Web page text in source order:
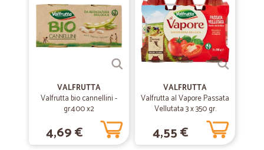
18/09/2019
—Fabio B.
rapido e preciso
18/03/2019
—Alberto B.
Molto soddisfatto
Molto soddisfatto. Precisi e rapidi nella consegna. Prodotto come
descritto. Imballaggio integro. Consiglio sicuramente.
VALFRUTTA
Valfrutta bio cannellini -
gr.400 x2
4,69 €
VALFRUTTA
Valfrutta al Vapore Passata
Vellutata 3 x 350 gr.
4,55 €